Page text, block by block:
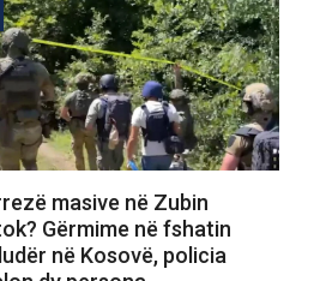
masive në Zubin
Gërmime në fshatin
në Kosovë, policia